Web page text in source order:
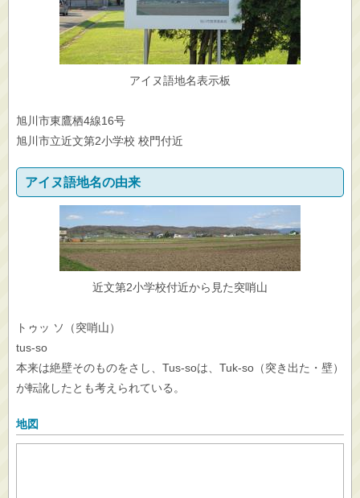
アイヌ語地名表示板
旭川市東鷹栖4線16号
旭川市立近文第2小学校 校門付近
アイヌ語地名の由来
近文第2小学校付近から見た突哨山
トゥッ ソ（突哨山）
tus-so
本来は絶壁そのものをさし、Tus-soは、Tuk-so（突き出た・壁）
が転訛したとも考えられている。
地図